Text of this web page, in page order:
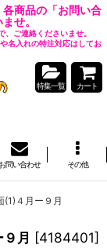
商品の「お問い合
せ。
ご連絡くださいませ。
名入れの特注対応はしてお
特集一覧 カート
お問い合わせ その他
４月ー９月
月 [4184401]